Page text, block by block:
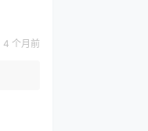
4 个月前